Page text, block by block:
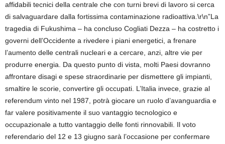
affidabili tecnici della centrale che con turni brevi di lavoro si cerca
di salvaguardare dalla fortissima contaminazione radioattiva.\r\n”La
tragedia di Fukushima – ha concluso Cogliati Dezza – ha costretto i
governi dell’Occidente a rivedere i piani energetici, a frenare
l’aumento delle centrali nucleari e a cercare, anzi, altre vie per
produrre energia. Da questo punto di vista, molti Paesi dovranno
affrontare disagi e spese straordinarie per dismettere gli impianti,
smaltire le scorie, convertire gli occupati. L’Italia invece, grazie al
referendum vinto nel 1987, potrà giocare un ruolo d’avanguardia e
far valere positivamente il suo vantaggio tecnologico e
occupazionale a tutto vantaggio delle fonti rinnovabili. Il voto
referendario del 12 e 13 giugno sarà l’occasione per confermare